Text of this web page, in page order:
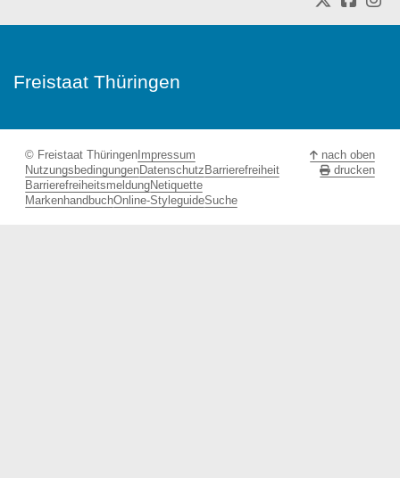
Freistaat Thüringen
© Freistaat Thüringen Impressum
NutzungsbedingungenDatenschutz Barrierefreiheit
BarrierefreiheitsmeldungNetiquette
MarkenhandbuchOnline-StyleguideSuche
nach oben
drucken